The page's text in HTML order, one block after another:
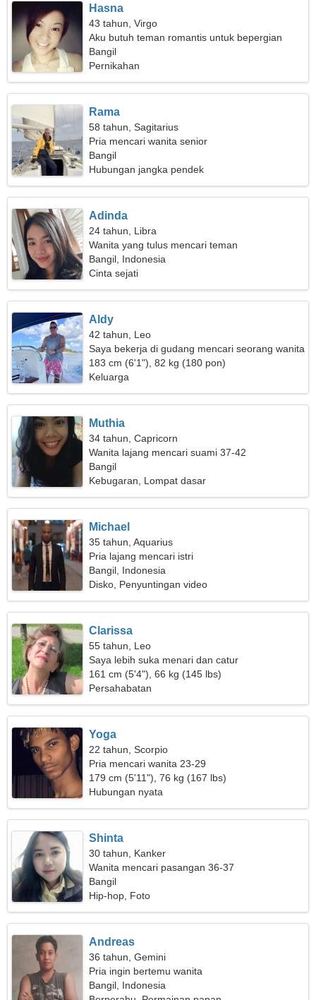
Hasna
43 tahun, Virgo
Aku butuh teman romantis untuk bepergian
bersama
Bangil
Pernikahan
Rama
58 tahun, Sagitarius
Pria mencari wanita senior
Bangil
Hubungan jangka pendek
Adinda
24 tahun, Libra
Wanita yang tulus mencari teman
Bangil, Indonesia
Cinta sejati
Aldy
42 tahun, Leo
Saya bekerja di gudang mencari seorang wanita
sederhana
183 cm (6'1"), 82 kg (180 pon)
Keluarga
Muthia
34 tahun, Capricorn
Wanita lajang mencari suami 37-42
Bangil
Kebugaran, Lompat dasar
Michael
35 tahun, Aquarius
Pria lajang mencari istri
Bangil, Indonesia
Disko, Penyuntingan video
Clarissa
55 tahun, Leo
Saya lebih suka menari dan catur
161 cm (5'4"), 66 kg (145 lbs)
Persahabatan
Yoga
22 tahun, Scorpio
Pria mencari wanita 23-29
179 cm (5'11"), 76 kg (167 lbs)
Hubungan nyata
Shinta
30 tahun, Kanker
Wanita mencari pasangan 36-37
Bangil
Hip-hop, Foto
Andreas
36 tahun, Gemini
Pria ingin bertemu wanita
Bangil, Indonesia